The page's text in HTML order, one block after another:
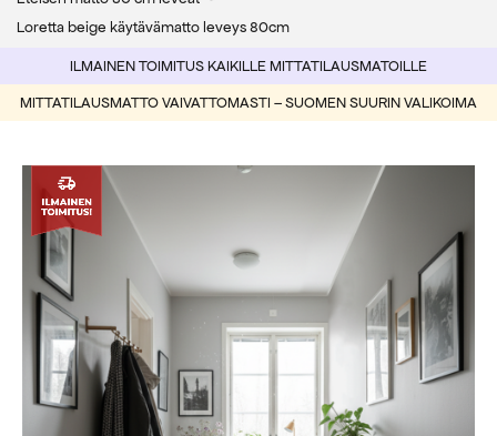
Loretta beige käytävämatto leveys 80cm
ILMAINEN TOIMITUS KAIKILLE MITTATILAUSMATOILLE
MITTATILAUSMATTO VAIVATTOMASTI – SUOMEN SUURIN VALIKOIMA